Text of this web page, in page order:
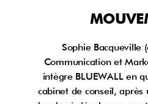
Sophie Bacqueville
Communication et
intègre BLUEWALL en
cabinet de conseil, après